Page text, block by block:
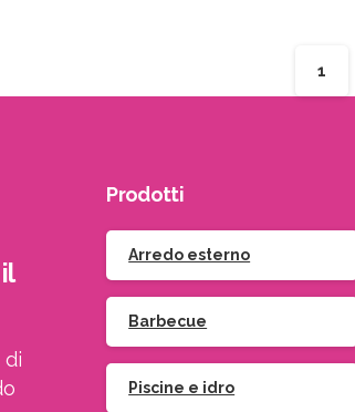
1
di
Prodotti
Arredo esterno
Barbecue
Piscine e idro